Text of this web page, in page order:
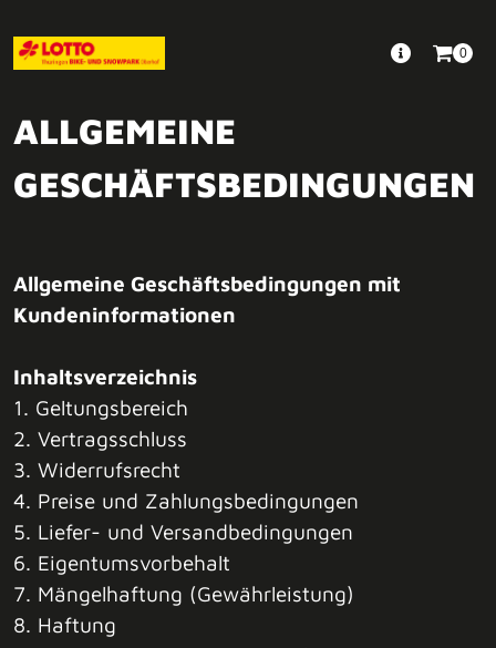
0
ALLGEMEINE
GESCHÄFTSBEDINGUNGEN
Allgemeine Geschäftsbedingungen mit
Kundeninformationen
Inhaltsverzeichnis
1. Geltungsbereich
2. Vertragsschluss
3. Widerrufsrecht
4. Preise und Zahlungsbedingungen
5. Liefer- und Versandbedingungen
6. Eigentumsvorbehalt
7. Mängelhaftung (Gewährleistung)
8. Haftung